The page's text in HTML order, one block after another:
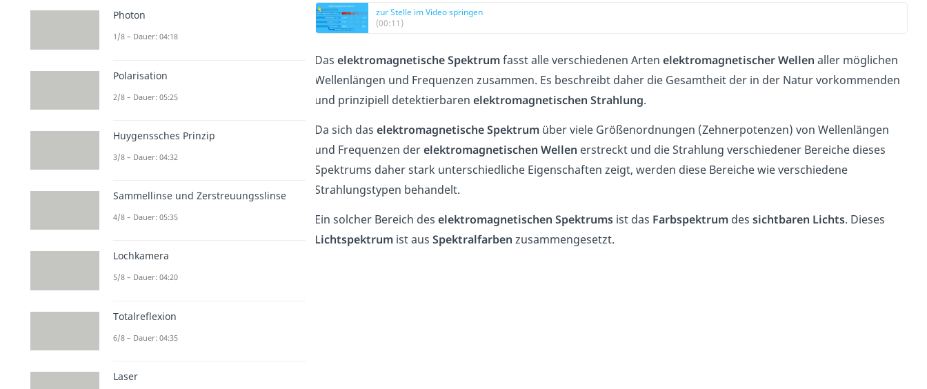
zur Stelle im Video springen
(00:11)
Das elektromagnetische Spektrumfasst alle verschiedenen Arten elektromagnetischer Wellen aller möglichen
Wellenlängen und Frequenzen zusammen. Es beschreibt daher die Gesamtheit der in der Natur vorkommenden
und prinzipiell detektierbaren elektromagnetischen Strahlung.
Da sich das elektromagnetische Spektrumüber viele Größenordnungen (Zehnerpotenzen) von Wellenlängen
und Frequenzen derelektromagnetischen Wellen erstreckt und die Strahlung verschiedener Bereiche dieses
Spektrums daher stark unterschiedliche Eigenschaften zeigt, werden diese Bereiche wie verschiedene
Strahlungstypen behandelt.
Ein solcher Bereich des elektromagnetischen Spektrumsist das Farbspektrumdes sichtbaren Lichts. Dieses
Lichtspektrumist aus Spektralfarben zusammengesetzt.
Photon
1/8 – Dauer: 04:18
Polarisation
2/8 – Dauer: 05:25
Huygenssches Prinzip
3/8 – Dauer: 04:32
Sammellinse und Zerstreuungsslinse
4/8 – Dauer: 05:35
Lochkamera
5/8 – Dauer: 04:20
Totalreflexion
6/8 – Dauer: 04:35
Laser